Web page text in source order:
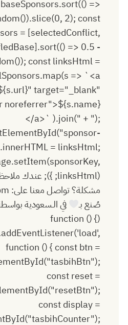
عندك
مشكلة؟ تواصل معنا على:
صُنع بـ
في الـسعودية